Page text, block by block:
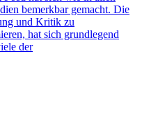
bemerkbar gemacht. Die
und Kritik zu
hat sich grundlegend
der